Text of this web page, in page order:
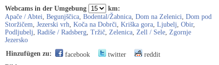
Webcams in der Umgebung
km:
Apače / Abtei, Begunjščica, Bodental/Žabnica, Dom na Zelenici, Dom pod
Storžičem, Jezerski vrh, Koča na Dobrči, Kriška gora, Ljubelj, Obir,
Podljubelj, Radiše / Radsberg, Tržič, Zelenica, Zell / Sele, Zgornje
Jezersko
Hinzufügen zu:
facebook twitter
reddit